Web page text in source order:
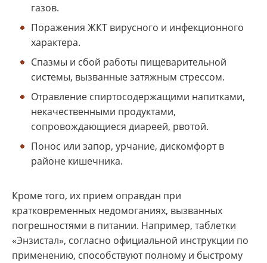
газов.
Поражения ЖКТ вирусного и инфекционного
характера.
Спазмы и сбой работы пищеварительной
системы, вызванные затяжным стрессом.
Отравление спиртосодержащими напитками,
некачественными продуктами,
сопровождающиеся диареей, рвотой.
Понос или запор, урчание, дискомфорт в
районе кишечника.
Кроме того, их прием оправдан при
кратковременных недомоганиях, вызванных
погрешностями в питании. Например, таблетки
«Энзистал», согласно официальной инструкции по
применению, способствуют полному и быстрому